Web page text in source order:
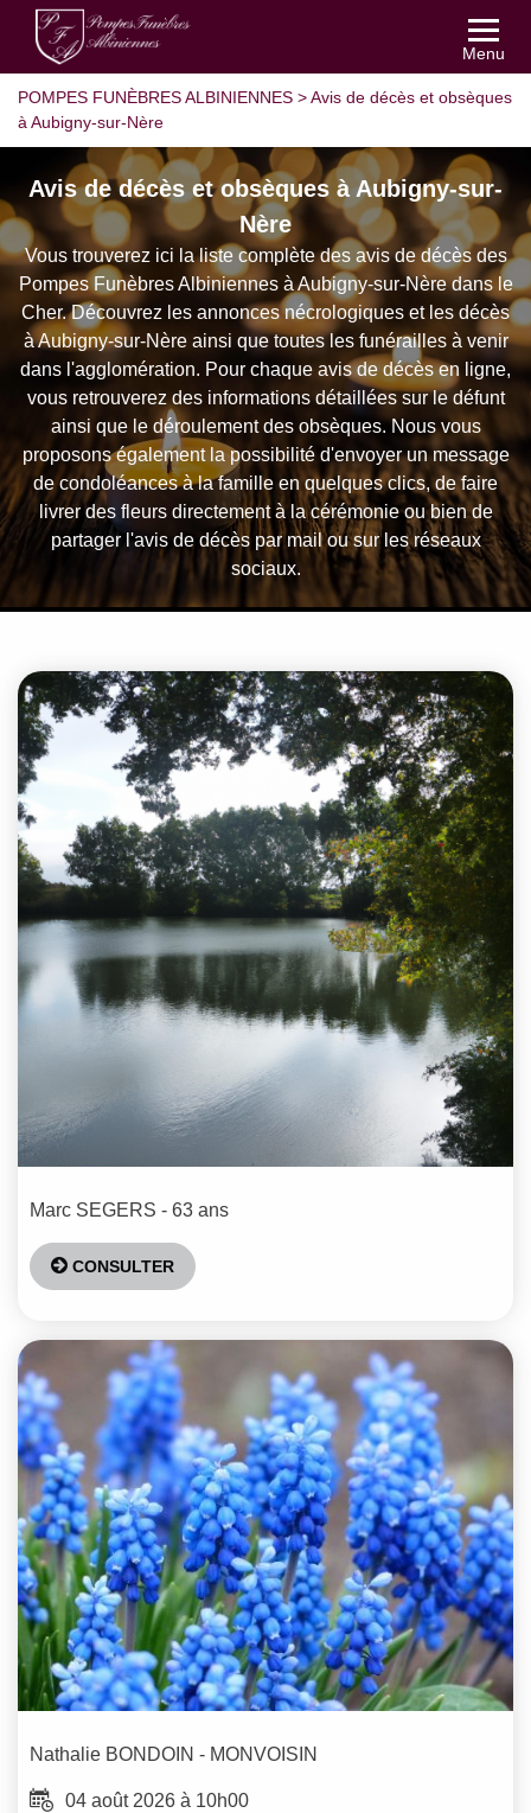
Menu
POMPES FUNÈBRES ALBINIENNES >Avis de décès et obsèques
à Aubigny-sur-Nère
Avis de décès et obsèques à Aubigny-sur-
Nère
Vous trouverez ici la liste complète des avis de décès des
Pompes Funèbres Albiniennes à Aubigny-sur-Nère dans le
Cher. Découvrez les annonces nécrologiques et les décès
à Aubigny-sur-Nère ainsi que toutes les funérailles à venir
dans l'agglomération. Pour chaque avis de décès en ligne,
vous retrouverez des informations détaillées sur le défunt
ainsi que le déroulement des obsèques. Nous vous
proposons également la possibilité d'envoyer un message
de condoléances à la famille en quelques clics, de faire
livrer des fleurs directement à la cérémonie ou bien de
partager l'avis de décès par mail ou sur les réseaux
sociaux.
Marc SEGERS - 63 ans
CONSULTER
Nathalie BONDOIN - MONVOISIN
04 août 2026 à 10h00